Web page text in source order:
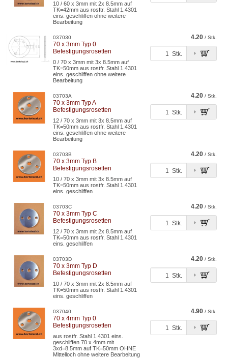
10 / 60 x 3mm mit 2x 8.5mm auf
TK=42mm aus rosftr. Stahl 1.4301
eins. geschliffen ohne weitere
Bearbeitung
037030
70 x 3mm Typ 0
Befestigungsrosetten
0 / 70 x 3mm mit 3x 8.5mm auf
TK=50mm aus rostfr. Stahl 1.4301
eins. geschliffen ohne weitere
Bearbeitung
4.20 / Stk.
Stk.
03703A
70 x 3mm Typ A
Befestigungsrosetten
12 / 70 x 3mm mit 3x 8.5mm auf
TK=50mm aus rostfr. Stahl 1.4301
eins. geschliffen ohne weitere
Bearbeitung
4.20 / Stk.
Stk.
03703B
70 x 3mm Typ B
Befestigungsrosetten
10 / 70 x 3mm mit 3x 8.5mm auf
TK=50mm aus rostfr. Stahl 1.4301
eins. geschliffen
4.20 / Stk.
Stk.
03703C
70 x 3mm Typ C
Befestigungsrosetten
12 / 70 x 3mm mit 2x 8.5mm auf
TK=50mm aus rostfr. Stahl 1.4301
eins. geschliffen
4.20 / Stk.
Stk.
03703D
70 x 3mm Typ D
Befestigungsrosetten
10 / 70 x 3mm mit 2x 8.5mm auf
TK=50mm aus rostfr. Stahl 1.4301
eins. geschliffen
4.20 / Stk.
Stk.
037040
70 x 4mm Typ 0
Befestigungsrosetten
aus rostfr. Stahl 1.4301 eins.
geschliffen 70 x 4mm mit
3xd=8.5mm auf TK=50mm OHNE
Mittelloch ohne weitere Bearbeitung
4.90 / Stk.
Stk.